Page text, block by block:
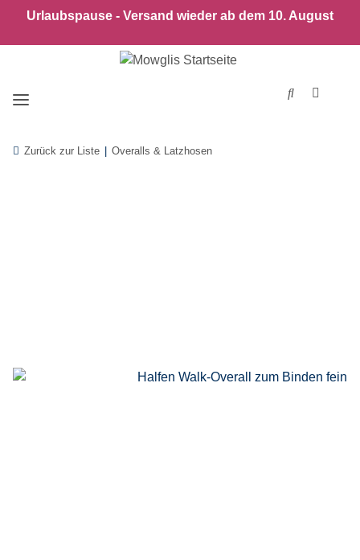
Urlaubspause - Versand wieder ab dem 10. August
Zurück zur Liste Overalls & Latzhosen